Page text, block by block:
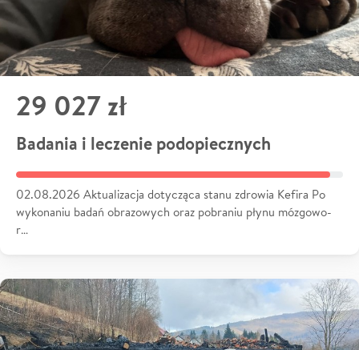
29 027 zł
Badania i leczenie podopiecznych
02.08.2026 Aktualizacja dotycząca stanu zdrowia Kefira Po
wykonaniu badań obrazowych oraz pobraniu płynu mózgowo-
r…